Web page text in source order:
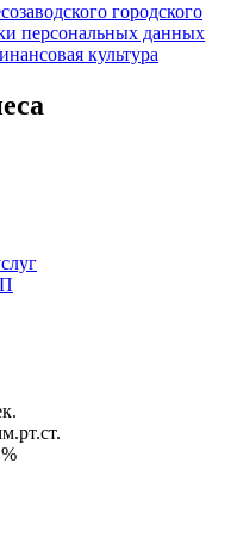
городского
персональных данных
культура